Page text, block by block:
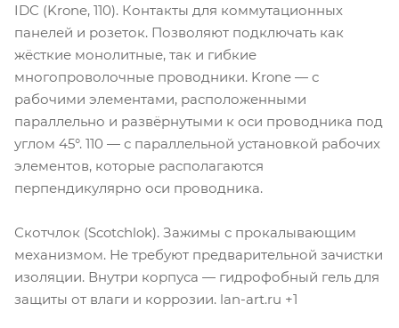
IDC (Krone, 110). Контакты для коммутационных
панелей и розеток. Позволяют подключать как
жёсткие монолитные, так и гибкие
многопроволочные проводники. Krone — с
рабочими элементами, расположенными
параллельно и развёрнутыми к оси проводника под
углом 45°. 110 — с параллельной установкой рабочих
элементов, которые располагаются
перпендикулярно оси проводника.
Скотчлок (Scotchlok). Зажимы с прокалывающим
механизмом. Не требуют предварительной зачистки
изоляции. Внутри корпуса — гидрофобный гель для
защиты от влаги и коррозии. lan-art.ru +1